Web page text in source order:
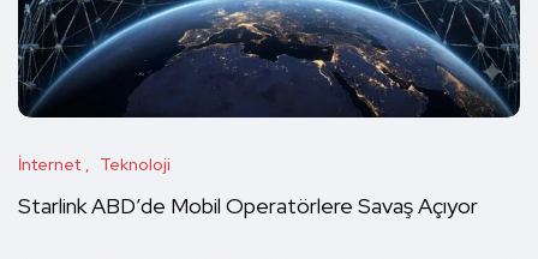
İnternet Teknoloji
Starlink ABD’de Mobil Operatörlere Savaş Açıyor